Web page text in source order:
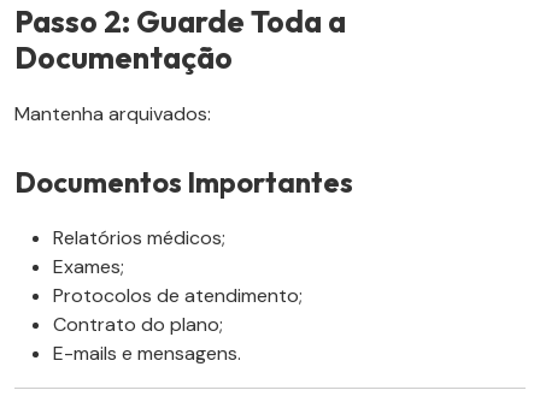
Passo 2: Guarde Toda a
Documentação
Mantenha arquivados:
Documentos Importantes
Relatórios médicos;
Exames;
Protocolos de atendimento;
Contrato do plano;
E-mails e mensagens.